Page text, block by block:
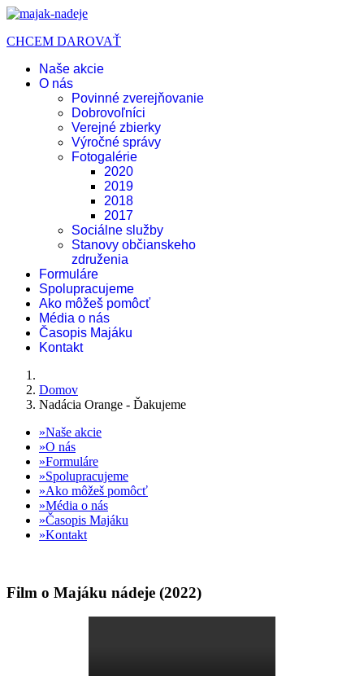
CHCEM DAROVAŤ
Naše akcie
O nás
Povinné zverejňovanie
Dobrovoľníci
Verejné zbierky
Výročné správy
Fotogalérie
2020
2019
2018
2017
Sociálne služby
Stanovy občianskeho
združenia
Formuláre
Spolupracujeme
Ako môžeš pomôcť
Média o nás
Časopis Majáku
Kontakt
Domov
Nadácia Orange - Ďakujeme
Naše akcie
O nás
Formuláre
Spolupracujeme
Ako môžeš pomôcť
Média o nás
Časopis Majáku
Kontakt
Film o Majáku nádeje (2022)